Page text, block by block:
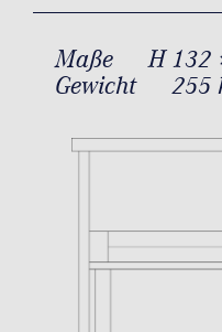
Maße
H 132
Gewicht
255